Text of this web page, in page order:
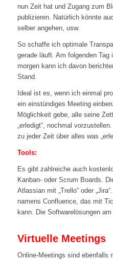
nun Zeit hat und Zugang zum
publizieren. Natürlich könnte
selber angehen, usw.
So schaffe ich optimale
gerade läuft. Am folgenden Tag
morgen kann ich davon
Stand.
Ideal ist es, wenn ich einmal
ein einstündiges Meeting
Möglichkeit gebe, alle seine
„erledigt“, nochmal
zu jeder Zeit über alles was
Tools:
Es gibt zahlreiche auch
Kanban- oder Scrum Boards.
Atlassian mit „Trello“ oder
namens Confluence, das mit
kann. Die Softwarelösungen
Virtuelle Meetings
Online-Meetings sind ebenfalls